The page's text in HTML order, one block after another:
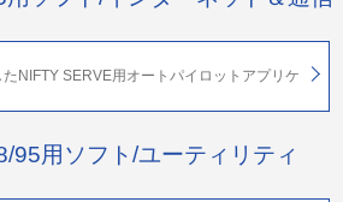
NIFTY SERVE用オートパイロットアプリケ
95用ソフト/ユーティリティ